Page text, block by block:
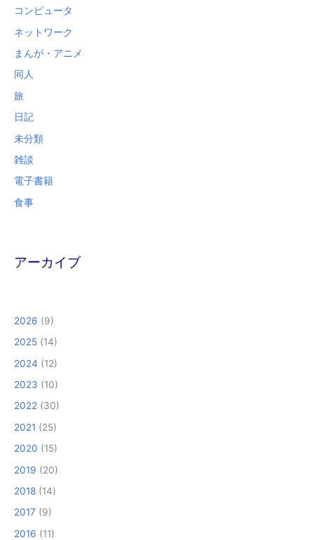
コンピュータ
ネットワーク
まんが・アニメ
同人
旅
日記
未分類
雑談
電子書籍
食事
アーカイブ
2026 (9)
2025 (14)
2024 (12)
2023 (10)
2022 (30)
2021 (25)
2020 (15)
2019 (20)
2018 (14)
2017 (9)
2016 (11)